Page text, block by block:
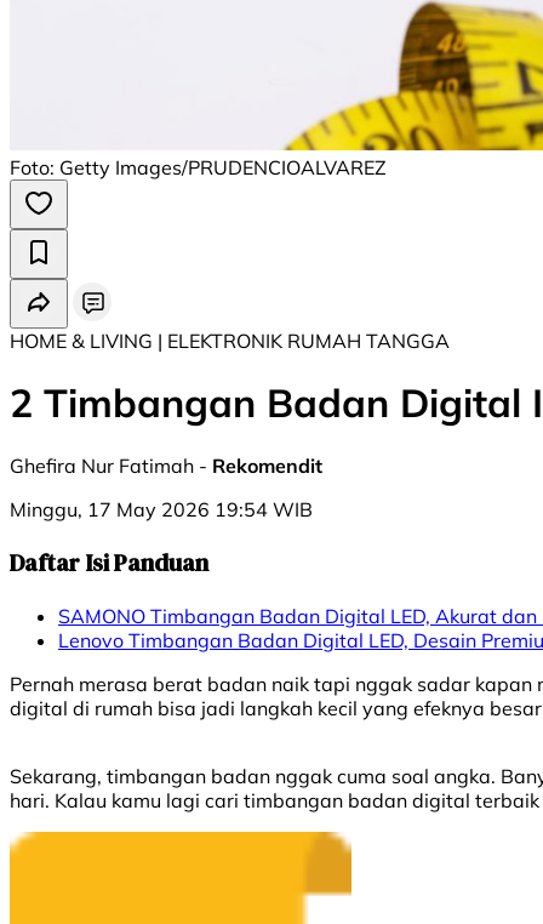
Foto: Getty Images/PRUDENCIOALVAREZ
HOME & LIVING | ELEKTRONIK RUMAH TANGGA
2 Timbangan Badan Digital
Ghefira Nur Fatimah - Rekomendit
Minggu, 17 May 2026 19:54 WIB
Daftar Isi Panduan
SAMONO Timbangan Badan Digital LED, Akurat
Lenovo Timbangan Badan Digital LED, Desain
Pernah merasa berat badan naik tapi nggak sadar
digital di rumah bisa jadi langkah kecil yang efeknya
Sekarang, timbangan badan nggak cuma soal angka.
hari. Kalau kamu lagi cari timbangan badan digital